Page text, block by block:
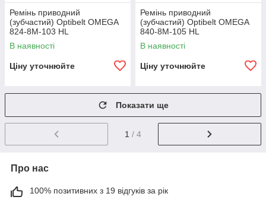
Ремінь приводний
(зубчастий) Optibelt OMEGA
824-8M-103 HL
В наявності
Ціну уточнюйте
Ремінь приводний
(зубчастий) Optibelt OMEGA
840-8M-105 HL
В наявності
Ціну уточнюйте
Показати ще
1 / 4
Про нас
100% позитивних з 19 відгуків за рік